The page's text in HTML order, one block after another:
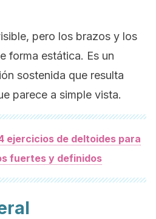
pero los brazos y los
forma estática. Es un
sostenida que resulta
parece a simple vista.
ejercicios de deltoides para
fuertes y definidos